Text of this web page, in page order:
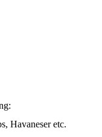
Havaneser etc.